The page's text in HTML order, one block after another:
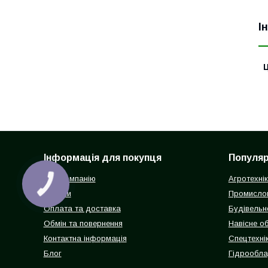
Інформація для покупця
Про компанію
Відгуки
Оплата та доставка
Обмін та повернення
Контактна інформація
Блог
Навісне